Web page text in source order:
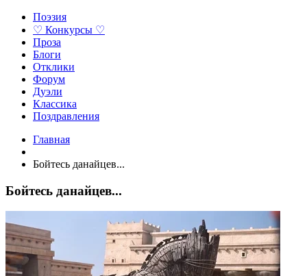
Поэзия
♡ Конкурсы ♡
Проза
Блоги
Отклики
Форум
Дуэли
Классика
Поздравления
Главная
Бойтесь данайцев...
Бойтесь данайцев...